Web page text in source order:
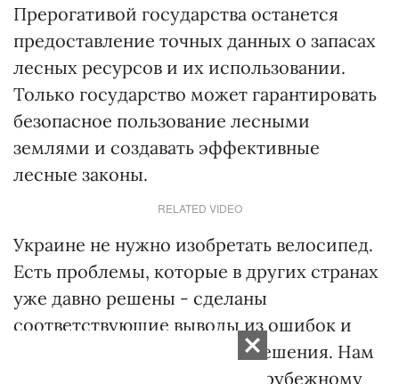
Прерогативой государства останется
предоставление точных данных о запасах
лесных ресурсов и их использовании.
Только государство может гарантировать
безопасное пользование лесными
землями и создавать эффективные
лесные законы.
RELATED VIDEO
Украине не нужно изобретать велосипед.
Есть проблемы, которые в других странах
уже давно решены - сделаны
соответствующие выводы из ошибок и
предложены оптимальные решения. Нам
не помешает обратиться к зарубежному